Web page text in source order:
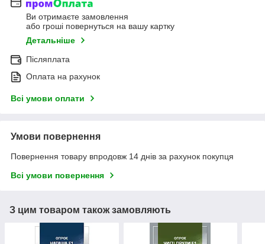
Ви отримаєте замовлення
або гроші повернуться на вашу картку
Детальніше
Післяплата
Оплата на рахунок
Всі умови оплати
Умови повернення
Повернення товару впродовж 14 днів за рахунок покупця
Всі умови повернення
З цим товаром також замовляють